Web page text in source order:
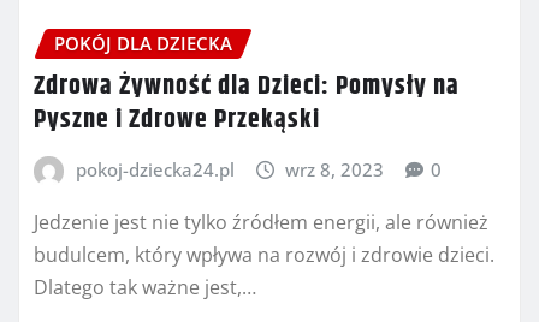
POKÓJ DLA DZIECKA
Zdrowa Żywność dla Dzieci: Pomysły na
Pyszne i Zdrowe Przekąski
pokoj-dziecka24.pl wrz 8, 2023 0
Jedzenie jest nie tylko źródłem energii, ale również
budulcem, który wpływa na rozwój i zdrowie dzieci.
Dlatego tak ważne jest,…